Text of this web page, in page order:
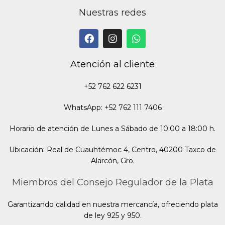
Nuestras redes
Atención al cliente
+52 762 622 6231
WhatsApp: +52 762 111 7406
Horario de atención de Lunes a Sábado de 10:00 a 18:00 h.
Ubicación: Real de Cuauhtémoc 4, Centro, 40200 Taxco de
Alarcón, Gro.
Miembros del Consejo Regulador de la Plata
Garantizando calidad en nuestra mercancía, ofreciendo plata
de ley 925 y 950.